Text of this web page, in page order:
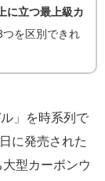
に立つ最上級カ
つを区別できれ
」を時系列で
に発売された
型カーボンウ